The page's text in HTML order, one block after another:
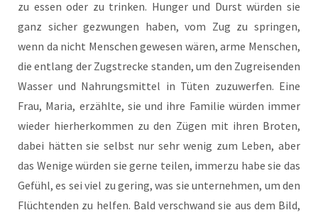
zu essen oder zu trin­ken. Hun­ger und Durst wür­den sie
ganz sicher gezwun­gen haben, vom Zug zu sprin­gen,
wenn da nicht Men­schen gewe­sen wären, arme Men­schen,
die ent­lang der Zug­stre­cke stan­den, um den Zug­rei­sen­den
Was­ser und Nah­rungs­mit­tel in Tüten zuzu­wer­fen. Eine
Frau, Maria, erzähl­te, sie und ihre Fami­lie wür­den immer
wie­der hier­her­kom­men zu den Zügen mit ihren Bro­ten,
dabei hät­ten sie selbst nur sehr wenig zum Leben, aber
das Weni­ge wür­den sie ger­ne tei­len, immer­zu habe sie das
Gefühl, es sei viel zu gering, was sie unter­neh­men, um den
Flüch­ten­den zu hel­fen. Bald ver­schwand sie aus dem Bild,